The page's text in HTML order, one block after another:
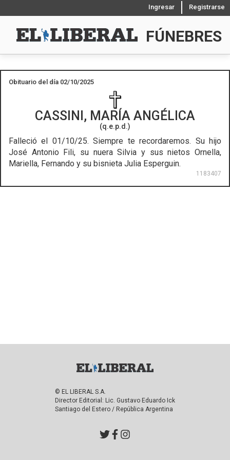
Ingresar Registrarse
FÚNEBRES
Obituario del día 02/10/2025
CASSINI, MARÍA ANGÉLICA
(q.e.p.d.)
Falleció el 01/10/25. Siempre te recordaremos. Su hijo
José Antonio Fili, su nuera Silvia y sus nietos Ornella,
Mariella, Fernando y su bisnieta Julia Esperguin.
1183407
© EL LIBERAL S.A.
Director Editorial: Lic. Gustavo Eduardo Ick
Santiago del Estero / República Argentina